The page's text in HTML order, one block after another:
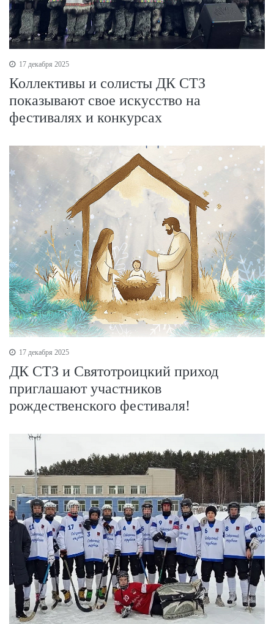
17 декабря 2025
Коллективы и солисты ДК СТЗ
показывают свое искусство на
фестивалях и конкурсах
17 декабря 2025
ДК СТЗ и Святотроицкий приход
приглашают участников
рождественского фестиваля!